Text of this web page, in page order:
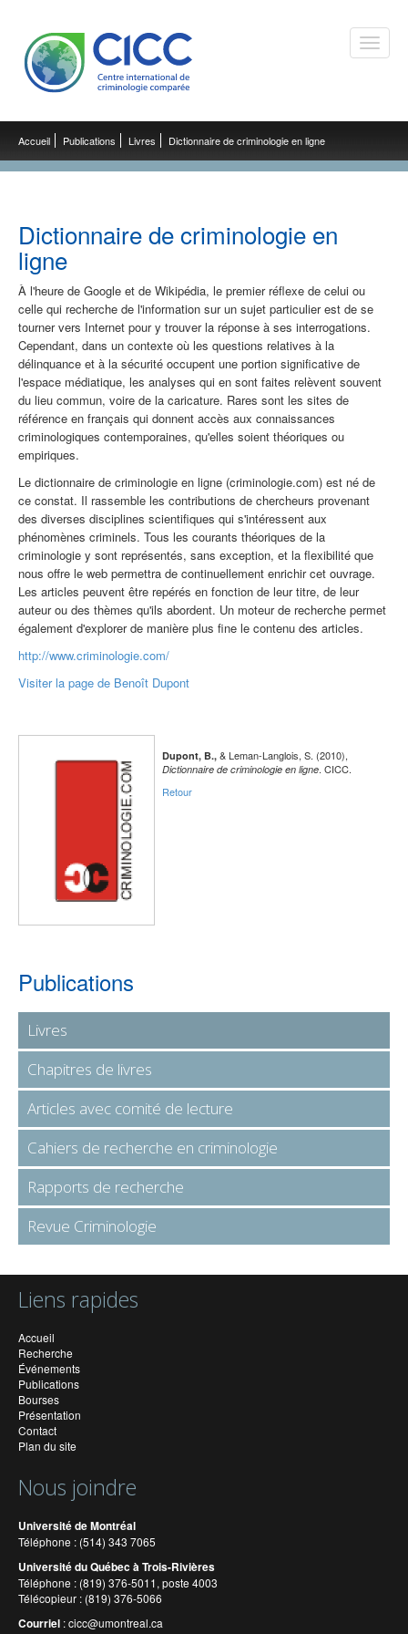
Toggle
Accueil Publications Livres Dictionnaire de criminologie en ligne
Dictionnaire de criminologie en
ligne
À l'heure de Google et de Wikipédia, le premier réflexe de celui ou
celle qui recherche de l'information sur un sujet particulier est de se
tourner vers Internet pour y trouver la réponse à ses interrogations.
Cependant, dans un contexte où les questions relatives à la
délinquance et à la sécurité occupent une portion significative de
l'espace médiatique, les analyses qui en sont faites relèvent souvent
du lieu commun, voire de la caricature. Rares sont les sites de
référence en français qui donnent accès aux connaissances
criminologiques contemporaines, qu'elles soient théoriques ou
empiriques.
Le dictionnaire de criminologie en ligne (criminologie.com) est né de
ce constat. Il rassemble les contributions de chercheurs provenant
des diverses disciplines scientifiques qui s'intéressent aux
phénomènes criminels. Tous les courants théoriques de la
criminologie y sont représentés, sans exception, et la flexibilité que
nous offre le web permettra de continuellement enrichir cet ouvrage.
Les articles peuvent être repérés en fonction de leur titre, de leur
auteur ou des thèmes qu'ils abordent. Un moteur de recherche permet
également d'explorer de manière plus fine le contenu des articles.
http://www.criminologie.com/
Visiter la page de Benoît Dupont
Dupont, B., & Leman-Langlois, S. (2010),
Dictionnaire de criminologie en ligne. CICC.
Retour
Publications
Livres
Chapitres de livres
Articles avec comité de lecture
Cahiers de recherche en criminologie
Rapports de recherche
Revue Criminologie
Liens rapides
Accueil
Recherche
Événements
Publications
Bourses
Présentation
Contact
Plan du site
Nous joindre
Université de Montréal
Téléphone : (514) 343 7065
Université du Québec à Trois-Rivières
Téléphone : (819) 376-5011, poste 4003
Télécopieur : (819) 376-5066
Courriel :cicc@umontreal.ca